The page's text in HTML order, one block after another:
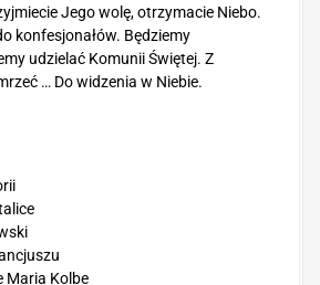
Jego wolę, otrzymacie Niebo.
konfesjonałów. Będziemy
udzielać Komunii Świętej. Z
… Do widzenia w Niebie.
Maria Kolbe